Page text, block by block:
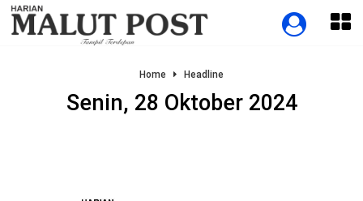
Home Headline
Senin, 28 Oktober 2024